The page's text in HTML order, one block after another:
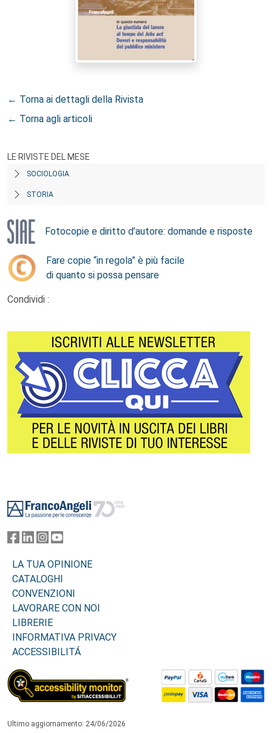
← Torna ai dettagli della Rivista
← Torna agli articoli
LE RIVISTE DEL MESE
SOCIOLOGIA
STORIA
Fotocopie e diritto d’autore: domande e risposte
Fare copie “in regola” è più facile
di quanto si possa pensare
Condividi :
LA TUA OPINIONE
CATALOGHI
CONVENZIONI
LAVORARE CON NOI
LIBRERIE
INFORMATIVA PRIVACY
ACCESSIBILITÁ
Ultimo aggiornamento: 24/06/2026